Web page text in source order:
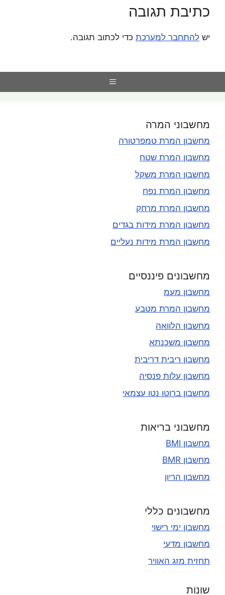
כתיבת תגובה
יש להתחבר למערכת כדי לכתוב תגובה.
Menu
מחשבוני המרה
מחשבון המרת טמפרטורה
מחשבון המרת שטח
מחשבון המרת משקל
מחשבון המרת נפח
מחשבון המרת מרחק
מחשבון המרת מידות בגדים
מחשבון המרת מידות נעליים
מחשבונים פיננסיים
מחשבון מעמ
מחשבון המרת מטבע
מחשבון הלוואה
מחשבון משכנתא
מחשבון ריבית דריבית
מחשבון עלות פנסיה
מחשבון ברוטו נטו עצמאי
מחשבוני בריאות
מחשבון BMI
מחשבון BMR
מחשבון הריון
מחשבונים כללי
מחשבון ימי רישוי
מחשבון מדעי
תחזית מזג האוויר
שונות